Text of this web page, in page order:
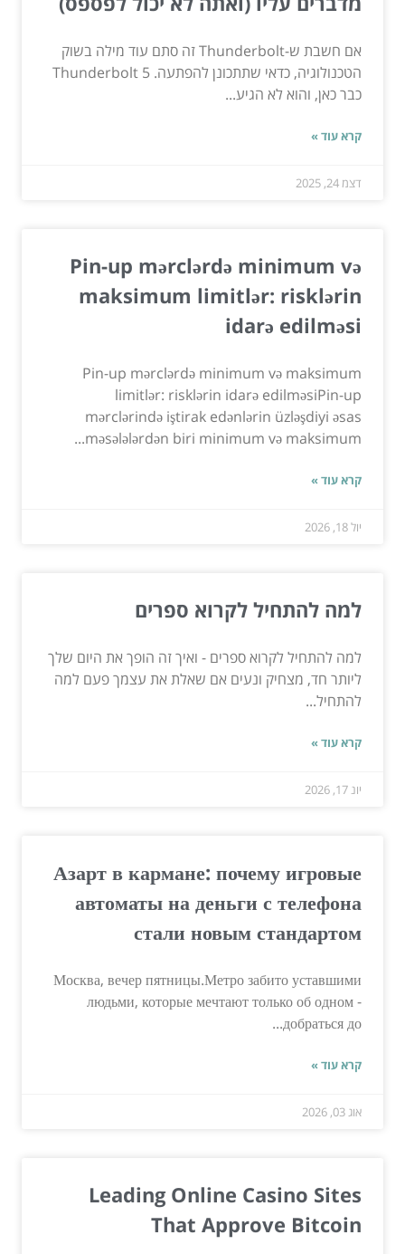
אם חשבת ש-Thunderbolt זה סתם עוד מילה בשוק
הטכנולוגיה, כדאי שתתכונן להפתעה. Thunderbolt 5
כבר כאן, והוא לא הגיע...
קרא עוד »
דצמ 24, 2025
Pin-up mərclərdə minimum və
maksimum limitlər: risklərin
idarə edilməsi
Pin-up mərclərdə minimum və maksimum
limitlər: risklərin idarə edilməsiPin-up
mərclərində iştirak edənlərin üzləşdiyi əsas
məsələlərdən biri minimum və maksimum...
קרא עוד »
יול 18, 2026
למה להתחיל לקרוא ספרים
למה להתחיל לקרוא ספרים - ואיך זה הופך את היום שלך
ליותר חד, מצחיק ונעים אם שאלת את עצמך פעם למה
להתחיל...
קרא עוד »
יונ 17, 2026
Азарт в кармане: почему игровые
автоматы на деньги с телефона
стали новым стандартом
Москва, вечер пятницы.Метро забито уставшими
людьми, которые мечтают только об одном -
добраться до...
קרא עוד »
אוג 03, 2026
Leading Online Casino Sites
That Approve Bitcoin